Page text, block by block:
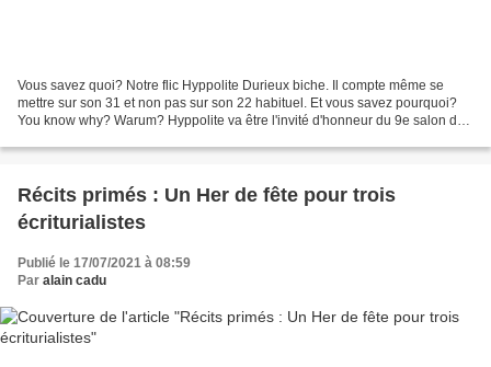
Vous savez quoi? Notre flic Hyppolite Durieux biche. Il compte même se
mettre sur son 31 et non pas sur son 22 habituel. Et vous savez pourquoi?
You know why? Warum? Hyppolite va être l'invité d'honneur du 9e salon du
Récits primés : Un Her de fête pour trois
écriturialistes
Publié le 17/07/2021 à 08:59
Par alain cadu